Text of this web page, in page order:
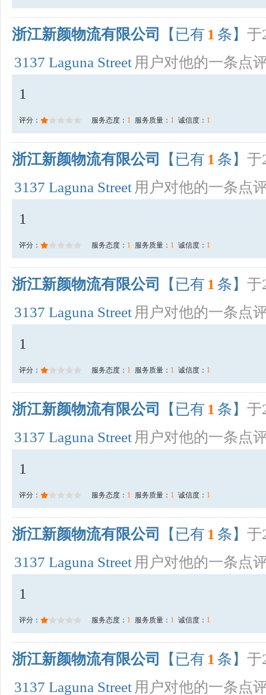
浙江新颜物流有限公司 【已有 1 条】 于
3137 Laguna Street 用户对他的一条点
1
评分： 服务态度： 1 服务质量： 1 诚信度： 1
浙江新颜物流有限公司 【已有 1 条】 于
3137 Laguna Street 用户对他的一条点
1
评分： 服务态度： 1 服务质量： 1 诚信度： 1
浙江新颜物流有限公司 【已有 1 条】 于
3137 Laguna Street 用户对他的一条点
1
评分： 服务态度： 1 服务质量： 1 诚信度： 1
浙江新颜物流有限公司 【已有 1 条】 于
3137 Laguna Street 用户对他的一条点
1
评分： 服务态度： 1 服务质量： 1 诚信度： 1
浙江新颜物流有限公司 【已有 1 条】 于
3137 Laguna Street 用户对他的一条点
1
评分： 服务态度： 1 服务质量： 1 诚信度： 1
浙江新颜物流有限公司 【已有 1 条】 于
3137 Laguna Street 用户对他的一条点